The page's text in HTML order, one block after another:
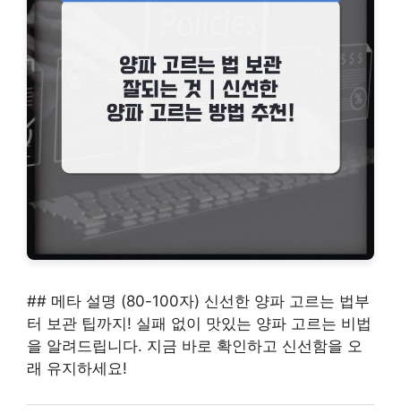
## 메타 설명 (80-100자) 신선한 양파 고르는 법부
터 보관 팁까지! 실패 없이 맛있는 양파 고르는 비법
을 알려드립니다. 지금 바로 확인하고 신선함을 오
래 유지하세요!